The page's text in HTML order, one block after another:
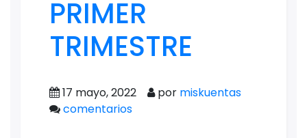
PRIMER
TRIMESTRE
17 mayo, 2022 por miskuentas
comentarios